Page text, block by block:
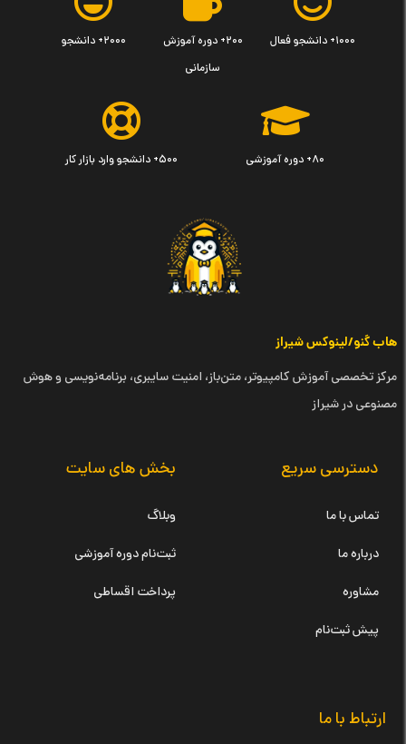
۱۰۰۰+ دانشجو فعال
۲۰۰+ دوره آموزش
سازمانی
۲۰۰۰+ دانشجو
۸۰+ دوره آموزشی ۵۰۰+ دانشجو وارد بازار کار
هاب گنو/لینوکس شیراز
مرکز تخصصی آموزش کامپیوتر، متن‌باز، امنیت سایبری، برنامه‌نویسی و هوش
مصنوعی در شیراز
دسترسی سریع
تماس با ما
درباره ما
مشاوره
پیش ثبت‌نام
بخش های سایت
وبلاگ
ثبت‌نام دوره آموزشی
پرداخت اقساطی
ارتباط با ما